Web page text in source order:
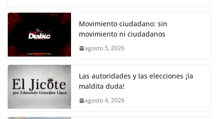
k
c
e
b
o
o
k
itt
er s
A
p
y
Li
k
gr
a
e
Movimiento ciudadano: sin
movimiento ni ciudadanos
agosto 5, 2026
Las autoridades y las elecciones ¡la
maldita duda!
agosto 4, 2026